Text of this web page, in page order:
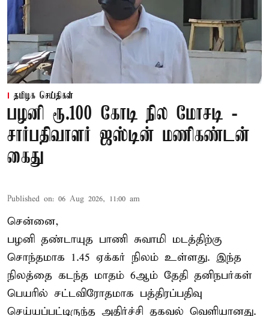
தமிழக செய்திகள்
பழனி ரூ.100 கோடி நில மோசடி -
சார்பதிவாளர் ஜஸ்டின் மணிகண்டன்
கைது
Published on: 06 Aug 2026, 11:00 am
சென்னை,
பழனி தண்டாயுத பாணி சுவாமி மடத்திற்கு
சொந்தமாக 1.45 ஏக்கர் நிலம் உள்ளது. இந்த
நிலத்தை கடந்த மாதம் 6ஆம் தேதி தனிநபர்கள்
பெயரில் சட்டவிரோதமாக பத்திரப்பதிவு
செய்யப்பட்டிருந்த அதிர்ச்சி தகவல் வெளியானது.